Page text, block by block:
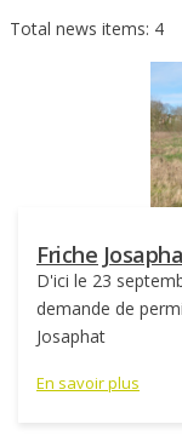
Total news items: 4
Friche
D'ici le 23
demande de
Josaphat
En savoir plus